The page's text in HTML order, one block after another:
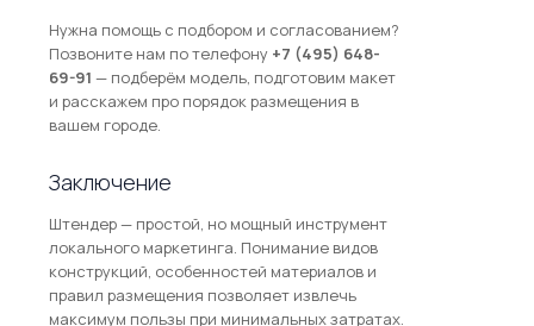
Нужна помощь с подбором и согласованием?
Позвоните нам по телефону +7 (495) 648-
69-91 — подберём модель, подготовим макет
и расскажем про порядок размещения в
вашем городе.
Заключение
Штендер — простой, но мощный инструмент
локального маркетинга. Понимание видов
конструкций, особенностей материалов и
правил размещения позволяет извлечь
максимум пользы при минимальных затратах.